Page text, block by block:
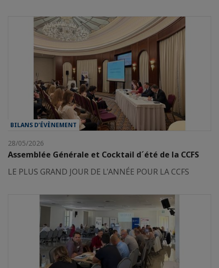
BILANS D’ÉVÈNEMENT
28/05/2026
Assemblée Générale et Cocktail d´été de la CCFS
LE PLUS GRAND JOUR DE L'ANNÉE POUR LA CCFS